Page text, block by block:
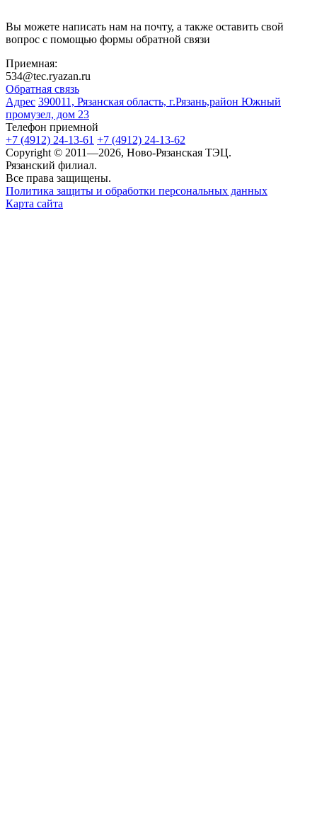
Вы можете написать нам на почту, а также оставить свой
вопрос с помощью формы обратной связи
Приемная:
534@tec.ryazan.ru
Обратная связь
Адрес 390011, Рязанская область, г.Рязань,район Южный
промузел, дом 23
Телефон приемной
+7 (4912) 24-13-61 +7 (4912) 24-13-62
Copyright © 2011—2026, Ново-Рязанская ТЭЦ.
Рязанский филиал.
Все права защищены.
Политика защиты и обработки персональных данных
Карта сайта